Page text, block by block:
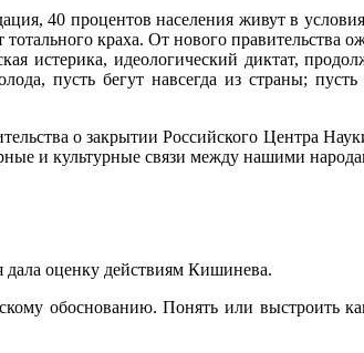
40 процентов населения живут в
краха. От нового правительства
истерика, идеологический диктат,
пусть бегут навсегда из страны; пусть
о закрытии Российского Центра
и культурные связи между нашими
оценку действиям Кишинева.
обоснованию. Понять или выстроить